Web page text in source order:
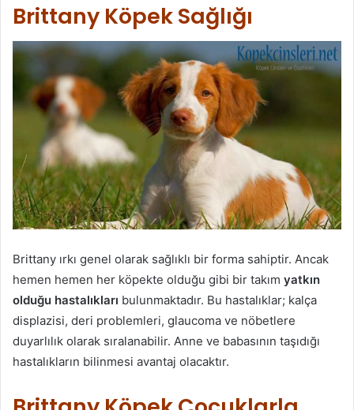
Brittany Köpek Sağlığı
Brittany ırkı genel olarak sağlıklı bir forma sahiptir. Ancak
hemen hemen her köpekte olduğu gibi bir takım yatkın
olduğu hastalıkları bulunmaktadır. Bu hastalıklar; kalça
displazisi, deri problemleri, glaucoma ve nöbetlere
duyarlılık olarak sıralanabilir. Anne ve babasının taşıdığı
hastalıkların bilinmesi avantaj olacaktır.